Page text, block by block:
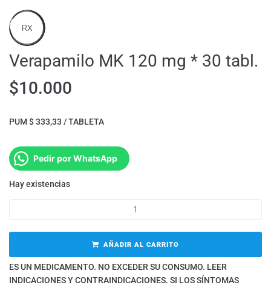
RX
Verapamilo MK 120 mg * 30 tabl.
$10.000
PUM $ 333,33 / TABLETA
Pedir por WhatsApp
Hay existencias
AÑADIR AL CARRITO
ES UN MEDICAMENTO. NO EXCEDER SU CONSUMO. LEER
INDICACIONES Y CONTRAINDICACIONES. SI LOS SÍNTOMAS